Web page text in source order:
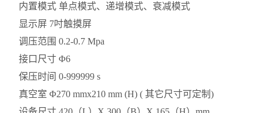
内置模式 单点模式、递增模式、衰减模式
显示屏 7吋触摸屏
调压范围 0.2-0.7 Mpa
接口尺寸 Φ6
保压时间 0-999999 s
真空室 Φ270 mmx210 mm (H) ( 其它尺寸可定制)